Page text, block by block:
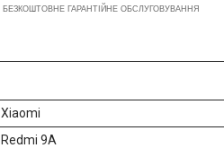
БЕЗКОШТОВНЕ ГАРАНТІЙНЕ ОБСЛУГОВУВАННЯ
Xiaomi
Redmi 9A